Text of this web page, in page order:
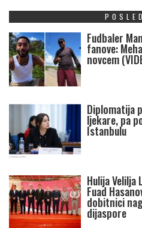
Fudbaler
fanove:
novcem
Diplomatija
ljekare, pa
Istanbulu
Hulija
Fuad
dobitnici
dijaspore